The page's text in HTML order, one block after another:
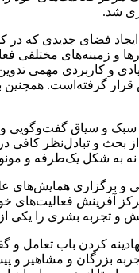
شد.
و زمینه‌های مختلفی
و کاربردی مهمی
گرفته‌است. همچنین
و سیاق گفت‌وگویی
و تبادل‌نظر کافی
شکل یک‌طرفه و
و برگزاری همایش‌های
آفرینش فعالیت‌های
و تجربه بشری را
کردن باب
بزرگان و مشاهیر